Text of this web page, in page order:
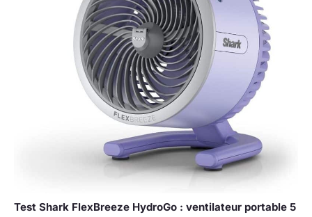
Test Shark FlexBreeze HydroGo : ventilateur portable 5